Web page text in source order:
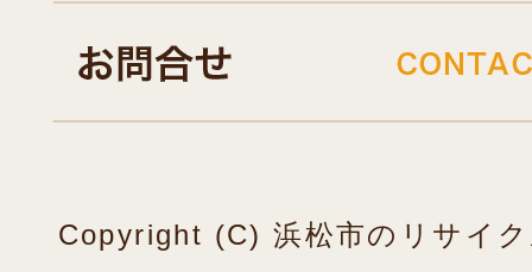
Copyright (C) 浜松市のリサイ